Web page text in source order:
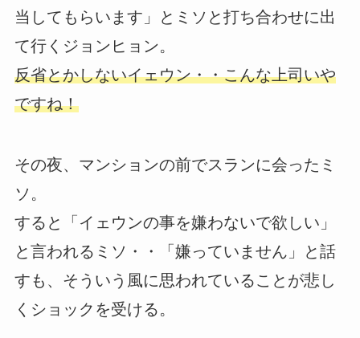
当してもらいます」とミソと打ち合わせに出
て行くジョンヒョン。
反省とかしないイェウン・・こんな上司いや
ですね！
その夜、マンションの前でスランに会ったミ
ソ。
すると「イェウンの事を嫌わないで欲しい」
と言われるミソ・・「嫌っていません」と話
すも、そういう風に思われていることが悲し
くショックを受ける。